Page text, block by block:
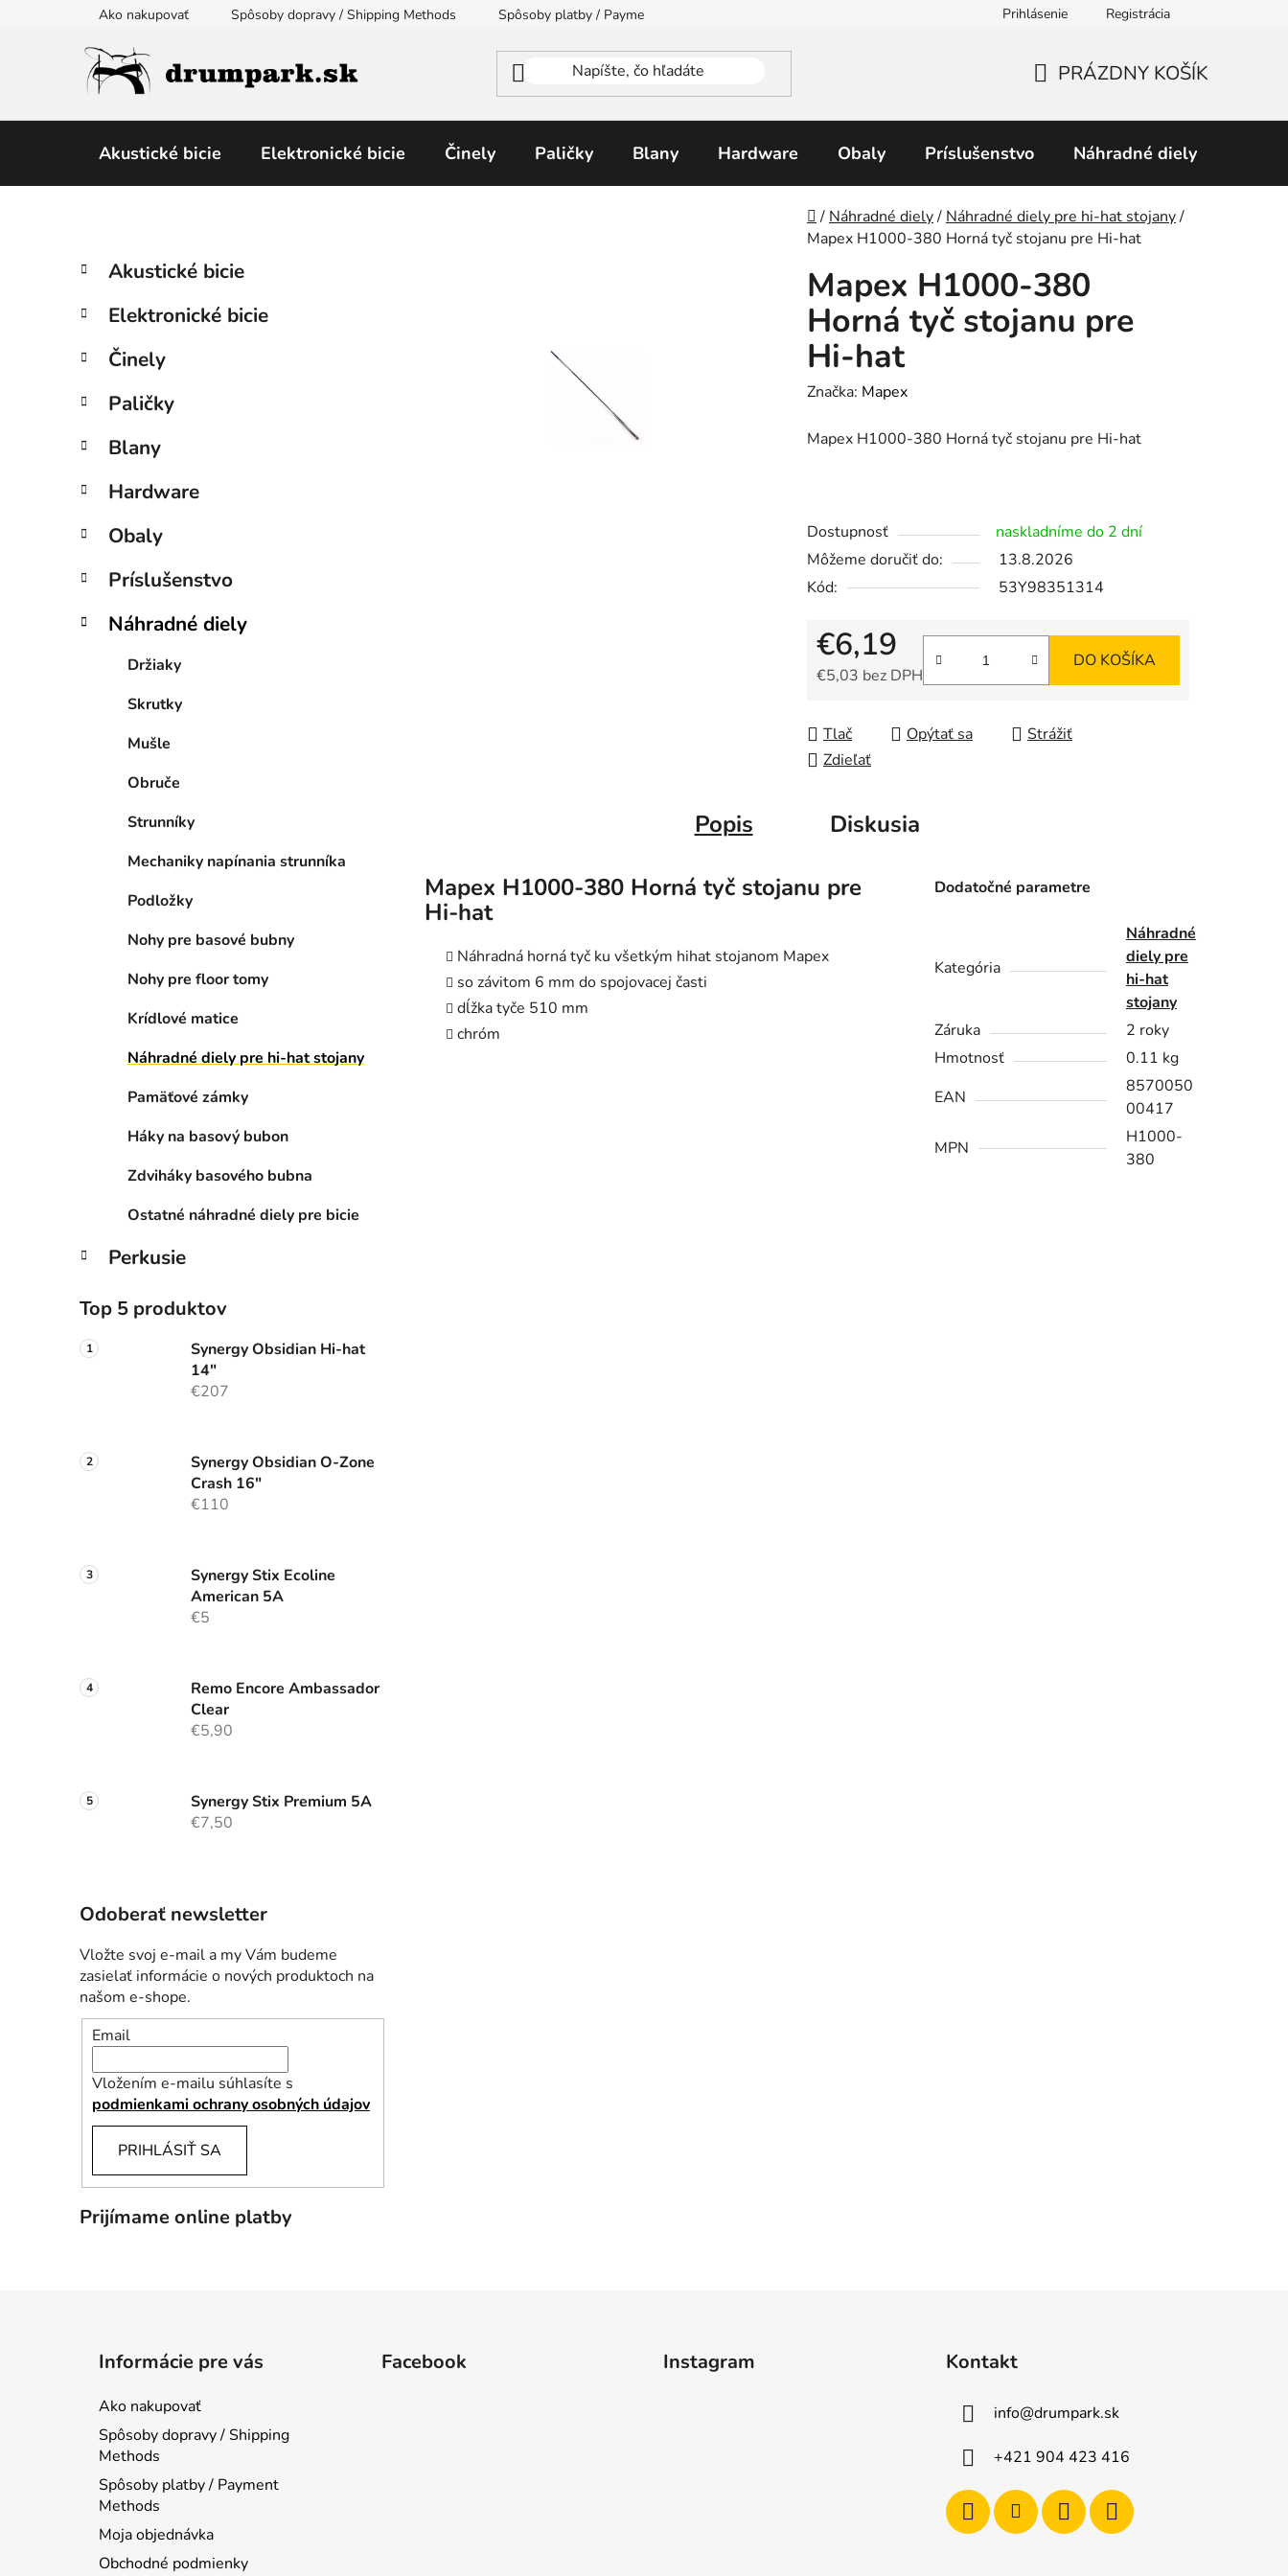
Ako nakupovať Spôsoby dopravy / Shipping Methods Spôsoby platby / Payment Methods Obchodné podmienky Predávané značky
Prihlásenie Registrácia
KOŠÍK
PRÁZDNY KOŠÍK
Akustické bicie Elektronické bicie Činely Paličky Blany Hardware Obaly Príslušenstvo Náhradné diely
Domov
/ Náhradné diely/ Náhradné diely pre hi-hat stojany/
Mapex H1000-380 Horná tyč stojanu pre Hi-hat
B
č
ý
a
n
e
l
Preskočiť
kategórie
K
a
e
ó
i
Akustické bicie
Elektronické bicie
Činely
Paličky
Blany
Hardware
Obaly
Príslušenstvo
Náhradné diely
Držiaky
Skrutky
Mušle
Obruče
Strunníky
Mechaniky napínania strunníka
Podložky
Nohy pre basové bubny
Nohy pre floor tomy
Krídlové matice
Náhradné diely pre hi-hat stojany
Pamäťové zámky
Háky na basový bubon
Zdviháky basového bubna
Ostatné náhradné diely pre bicie
Perkusie
Top 5 produktov
Synergy Obsidian Hi-hat
14"
€207
Synergy Obsidian O-Zone
Crash 16"
€110
Synergy Stix Ecoline
American 5A
€5
Remo Encore Ambassador
Clear
€5,90
Synergy Stix Premium 5A
€7,50
Odoberať newsletter
Vložte svoj e-mail a my Vám budeme
zasielať informácie o nových produktoch na
našom e-shope.
Email
Vložením e-mailu súhlasíte s
podmienkami ochrany osobných údajov
PRIHLÁSIŤ SA
Prijímame online platby
Mapex H1000-380
Horná tyč stojanu pre
Hi-hat
Značka: Mapex
Mapex H1000-380 Horná tyč stojanu pre Hi-hat
Dostupnosť
naskladníme do 2 dní
Môžeme doručiť do:
13.8.2026
Kód:
53Y98351314
€6,19
€5,03 bez DPH
DO KOŠÍKA
Tlač Opýtať sa
Strážiť
Zdieľať
Popis Diskusia
Mapex H1000-380 Horná tyč stojanu pre
Hi-hat
Náhradná horná tyč ku všetkým hihat stojanom Mapex
so závitom 6 mm do spojovacej časti
dĺžka tyče 510 mm
chróm
Dodatočné parametre
Kategória
Náhradné
diely pre
hi-hat
stojany
Záruka
2 roky
Hmotnosť
0.11 kg
EAN
8570050
00417
MPN
H1000-
380
Informácie pre vás
Ako nakupovať
Spôsoby dopravy / Shipping
Methods
Spôsoby platby / Payment
Methods
Moja objednávka
Obchodné podmienky
Facebook Instagram Kontakt
info@drumpark.sk
+421 904 423 416